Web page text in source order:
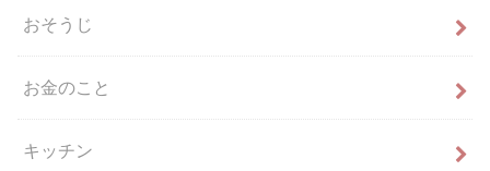
おそうじ
お金のこと
キッチン